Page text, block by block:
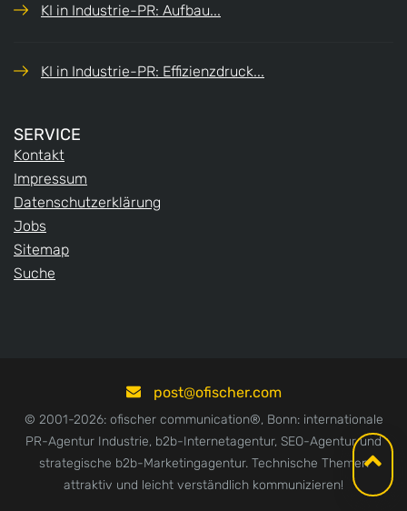
KI in Industrie-PR: Aufbau...
KI in Industrie-PR: Effizienzdruck...
SERVICE
Kontakt
Impressum
Datenschutzerklärung
Jobs
Sitemap
Suche
post ofischer.com
© 2001-2026: ofischer communication®, Bonn: internationale
PR-Agentur Industrie, b2b-Internetagentur, SEO-Agentur und
strategische b2b-Marketingagentur. Technische Themen
attraktiv und leicht verständlich kommunizieren!